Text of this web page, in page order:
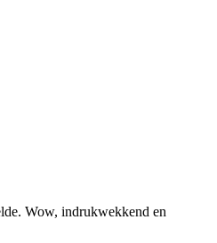
Wow, indrukwekkend en